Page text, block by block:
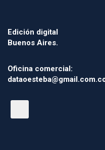
Edición digital
Buenos Aires.
Oficina comercial: